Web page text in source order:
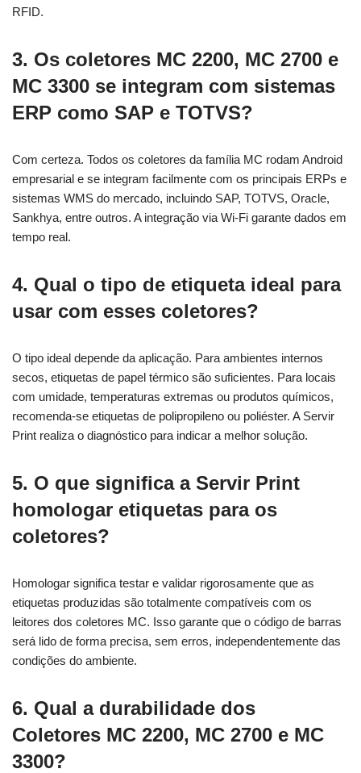
RFID.
3. Os coletores MC 2200, MC 2700 e
MC 3300 se integram com sistemas
ERP como SAP e TOTVS?
Com certeza. Todos os coletores da família MC rodam Android
empresarial e se integram facilmente com os principais ERPs e
sistemas WMS do mercado, incluindo SAP, TOTVS, Oracle,
Sankhya, entre outros. A integração via Wi-Fi garante dados em
tempo real.
4. Qual o tipo de etiqueta ideal para
usar com esses coletores?
O tipo ideal depende da aplicação. Para ambientes internos
secos, etiquetas de papel térmico são suficientes. Para locais
com umidade, temperaturas extremas ou produtos químicos,
recomenda-se etiquetas de polipropileno ou poliéster. A Servir
Print realiza o diagnóstico para indicar a melhor solução.
5. O que significa a Servir Print
homologar etiquetas para os
coletores?
Homologar significa testar e validar rigorosamente que as
etiquetas produzidas são totalmente compatíveis com os
leitores dos coletores MC. Isso garante que o código de barras
será lido de forma precisa, sem erros, independentemente das
condições do ambiente.
6. Qual a durabilidade dos
Coletores MC 2200, MC 2700 e MC
3300?